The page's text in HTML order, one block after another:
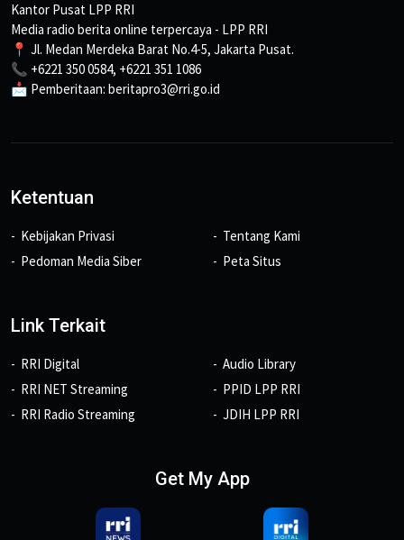
Kantor Pusat LPP RRI
Media radio berita online terpercaya - LPP RRI
📍 Jl. Medan Merdeka Barat No.4-5, Jakarta Pusat.
📞 +6221 350 0584, +6221 351 1086
📩 Pemberitaan: beritapro3@rri.go.id
Ketentuan
Kebijakan Privasi
Pedoman Media Siber
Tentang Kami
Peta Situs
Link Terkait
RRI Digital
RRI NET Streaming
RRI Radio Streaming
Audio Library
PPID LPP RRI
JDIH LPP RRI
Get My App